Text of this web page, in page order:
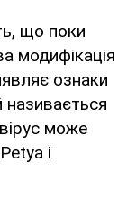
що поки
модифікація
ознаки
може
і